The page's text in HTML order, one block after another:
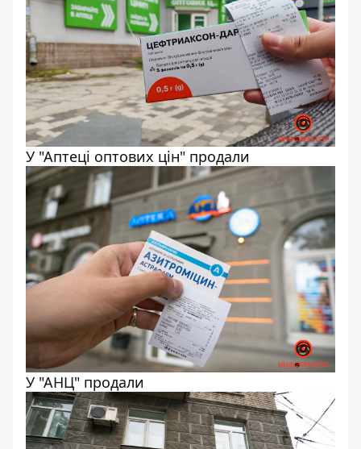
У "Аптеці оптових цін" продали
У "АНЦ" продали